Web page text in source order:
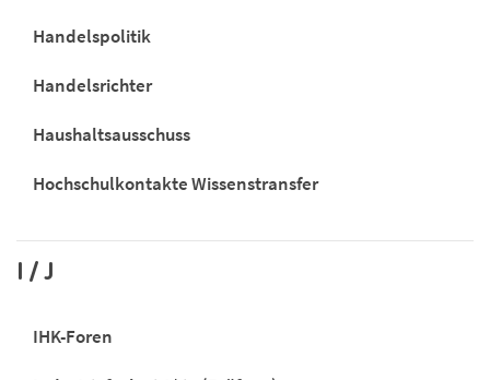
Handelspolitik
Handelsrichter
Haushaltsausschuss
Hochschulkontakte Wissenstransfer
I / J
IHK-Foren